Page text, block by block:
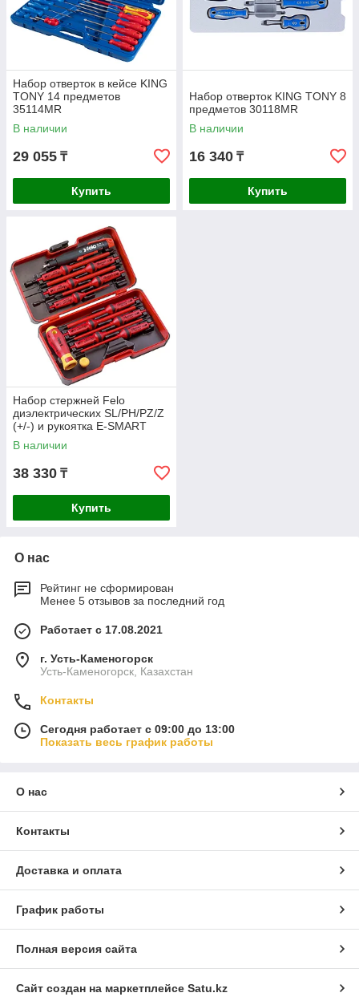
Набор отверток в кейсе KING
TONY 14 предметов
35114MR
В наличии
29 055 ₸
Купить
Набор отверток KING TONY 8
предметов 30118MR
В наличии
16 340 ₸
Купить
Набор стержней Felo
диэлектрических SL/PH/PZ/Z
(+/-) и рукоятка E-SMART
06391316
В наличии
38 330 ₸
Купить
О нас
Рейтинг не сформирован
Менее 5 отзывов за последний год
Работает с 17.08.2021
г. Усть-Каменогорск
Усть-Каменогорск, Казахстан
Контакты
Сегодня работает с 09:00 до 13:00
Показать весь график работы
О нас
Контакты
Доставка и оплата
График работы
Полная версия сайта
Сайт создан на маркетплейсе Satu.kz